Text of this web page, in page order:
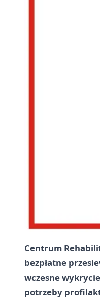
Centrum
bezpłatne
wczesne
potrzeby